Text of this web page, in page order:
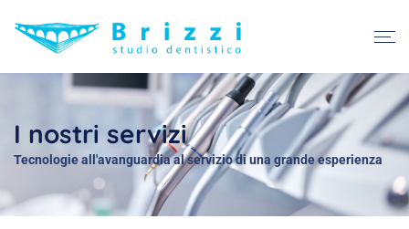
I nostri servizi
Tecnologie all'avanguardia al servizio di una grande esperienza